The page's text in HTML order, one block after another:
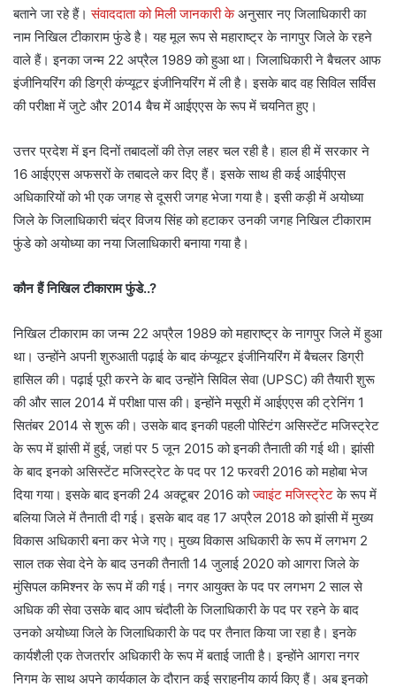
बताने जा रहे हैं। संवाददाता को मिली जानकारी केअनुसार नए जिलाधिकारी का
नाम निखिल टीकाराम फुंडे है। यह मूल रूप से महाराष्ट्र के नागपुर जिले के रहने
वाले हैं। इनका जन्म 22 अप्रैल 1989 को हुआ था। जिलाधिकारी ने बैचलर आफ
इंजीनियरिंग की डिग्री कंप्यूटर इंजीनियरिंग में ली है। इसके बाद वह सिविल सर्विस
की परीक्षा में जुटे और 2014 बैच में आईएएस के रूप में चयनित हुए।
उत्तर प्रदेश में इन दिनों तबादलों की तेज़ लहर चल रही है। हाल ही में सरकार ने
16 आईएएस अफसरों के तबादले कर दिए हैं। इसके साथ ही कई आईपीएस
अधिकारियों को भी एक जगह से दूसरी जगह भेजा गया है। इसी कड़ी में अयोध्या
जिले के जिलाधिकारी चंद्र विजय सिंह को हटाकर उनकी जगह निखिल टीकाराम
फुंडे को अयोध्या का नया जिलाधिकारी बनाया गया है।
कौन हैं निखिल टीकाराम फुंडे..?
निखिल टीकाराम का जन्म 22 अप्रैल 1989 को महाराष्ट्र के नागपुर जिले में हुआ
था। उन्होंने अपनी शुरुआती पढ़ाई के बाद कंप्यूटर इंजीनियरिंग में बैचलर डिग्री
हासिल की। पढ़ाई पूरी करने के बाद उन्होंने सिविल सेवा (UPSC) की तैयारी शुरू
की और साल 2014 में परीक्षा पास की। इन्होंने मसूरी में आईएएस की ट्रेनिंग 1
सितंबर 2014 से शुरू की। उसके बाद इनकी पहली पोस्टिंग असिस्टेंट मजिस्ट्रेट
के रूप में झांसी में हुई, जहां पर 5 जून 2015 को इनकी तैनाती की गई थी। झांसी
के बाद इनको असिस्टेंट मजिस्ट्रेट के पद पर 12 फरवरी 2016 को महोबा भेज
दिया गया। इसके बाद इनकी 24 अक्टूबर 2016 कोज्वाइंट मजिस्ट्रेटके रूप में
बलिया जिले में तैनाती दी गई। इसके बाद वह 17 अप्रैल 2018 को झांसी में मुख्य
विकास अधिकारी बना कर भेजे गए। मुख्य विकास अधिकारी के रूप में लगभग 2
साल तक सेवा देने के बाद उनकी तैनाती 14 जुलाई 2020 को आगरा जिले के
मुंसिपल कमिश्नर के रूप में की गई। नगर आयुक्त के पद पर लगभग 2 साल से
अधिक की सेवा उसके बाद आप चंदौली के जिलाधिकारी के पद पर रहने के बाद
उनको अयोध्या जिले के जिलाधिकारी के पद पर तैनात किया जा रहा है। इनके
कार्यशैली एक तेजतर्रार अधिकारी के रूप में बताई जाती है। इन्होंने आगरा नगर
निगम के साथ अपने कार्यकाल के दौरान कई सराहनीय कार्य किए हैं। अब इनको